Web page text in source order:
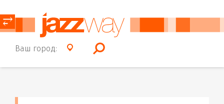
Ваш город:
⥂